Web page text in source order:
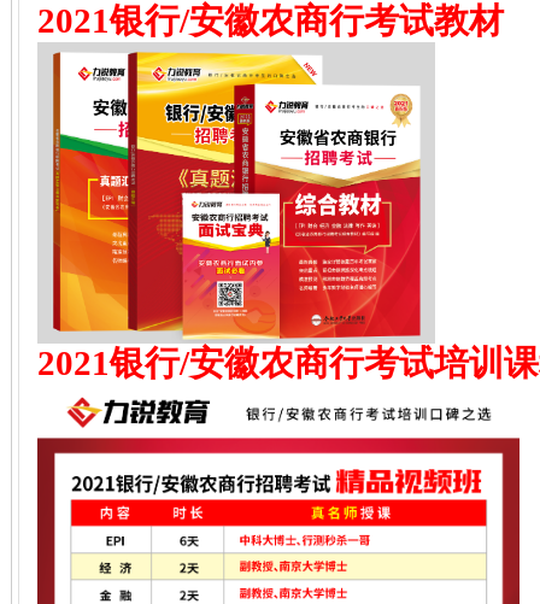
2021银行/安徽农商行考试教材
2021银行/安徽农商行考试培训